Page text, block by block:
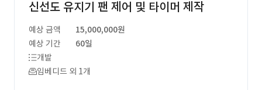
신선도 유지기 팬 제어 및 타이머 제작
예상 금액
15,000,000원
예상 기간
60일
개발
임베디드 외 1개